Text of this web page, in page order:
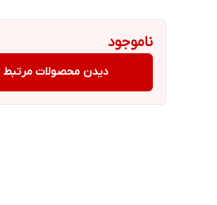
ناموجود
دیدن محصولات مرتبط